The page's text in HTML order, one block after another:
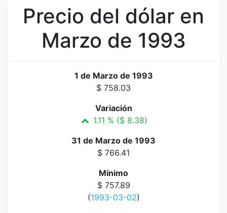
Precio del dólar en
Marzo de 1993
1 de Marzo de 1993
$ 758.03
Variación
1.11 % ($ 8.38)
31 de Marzo de 1993
$ 766.41
Mínimo
$ 757.89
(1993-03-02)